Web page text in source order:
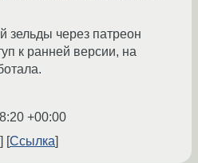
зельды через патреон
к ранней версии, на
+00:00
Ссылка